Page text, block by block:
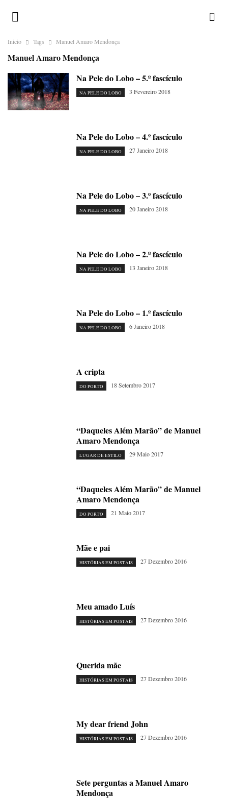
Inicio Tags Manuel Amaro Mendonça
Manuel Amaro Mendonça
Na Pele do Lobo – 5.º fascículo
NA PELE DO LOBO 3 Fevereiro 2018
Na Pele do Lobo – 4.º fascículo
NA PELE DO LOBO 27 Janeiro 2018
Na Pele do Lobo – 3.º fascículo
NA PELE DO LOBO 20 Janeiro 2018
Na Pele do Lobo – 2.º fascículo
NA PELE DO LOBO 13 Janeiro 2018
Na Pele do Lobo – 1.º fascículo
NA PELE DO LOBO 6 Janeiro 2018
A cripta
DO PORTO 18 Setembro 2017
“Daqueles Além Marão” de Manuel
Amaro Mendonça
LUGAR DE ESTILO 29 Maio 2017
“Daqueles Além Marão” de Manuel
Amaro Mendonça
DO PORTO 21 Maio 2017
Mãe e pai
HISTÓRIAS EM POSTAIS 27 Dezembro 2016
Meu amado Luís
HISTÓRIAS EM POSTAIS 27 Dezembro 2016
Querida mãe
HISTÓRIAS EM POSTAIS 27 Dezembro 2016
My dear friend John
HISTÓRIAS EM POSTAIS 27 Dezembro 2016
Sete perguntas a Manuel Amaro
Mendonça